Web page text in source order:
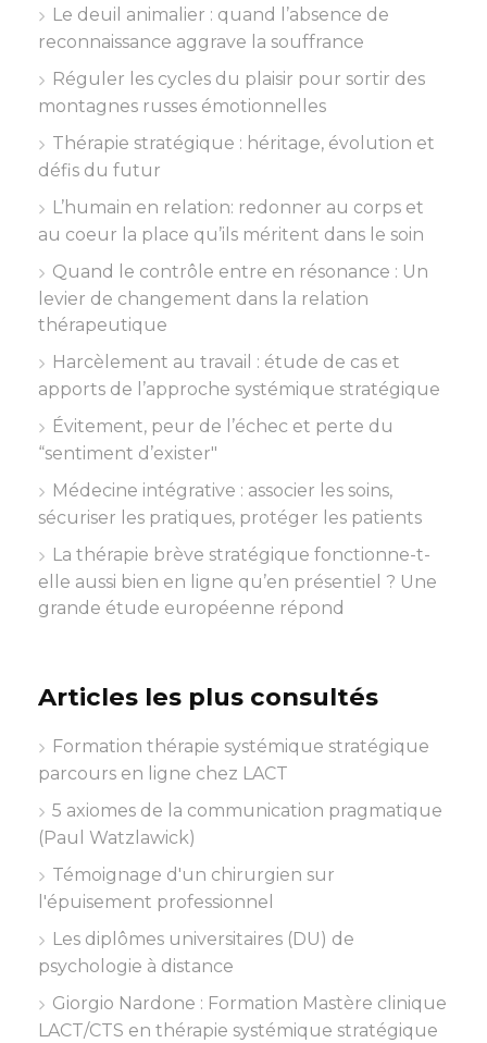
Le deuil animalier : quand l’absence de
reconnaissance aggrave la souffrance
Réguler les cycles du plaisir pour sortir des
montagnes russes émotionnelles
Thérapie stratégique : héritage, évolution et
défis du futur
L’humain en relation: redonner au corps et
au coeur la place qu’ils méritent dans le soin
Quand le contrôle entre en résonance : Un
levier de changement dans la relation
thérapeutique
Harcèlement au travail : étude de cas et
apports de l’approche systémique stratégique
Évitement, peur de l’échec et perte du
“sentiment d’exister"
Médecine intégrative : associer les soins,
sécuriser les pratiques, protéger les patients
La thérapie brève stratégique fonctionne-t-
elle aussi bien en ligne qu’en présentiel ? Une
grande étude européenne répond
Articles les plus consultés
Formation thérapie systémique stratégique
parcours en ligne chez LACT
5 axiomes de la communication pragmatique
(Paul Watzlawick)
Témoignage d'un chirurgien sur
l'épuisement professionnel
Les diplômes universitaires (DU) de
psychologie à distance
Giorgio Nardone : Formation Mastère clinique
LACT/CTS en thérapie systémique stratégique